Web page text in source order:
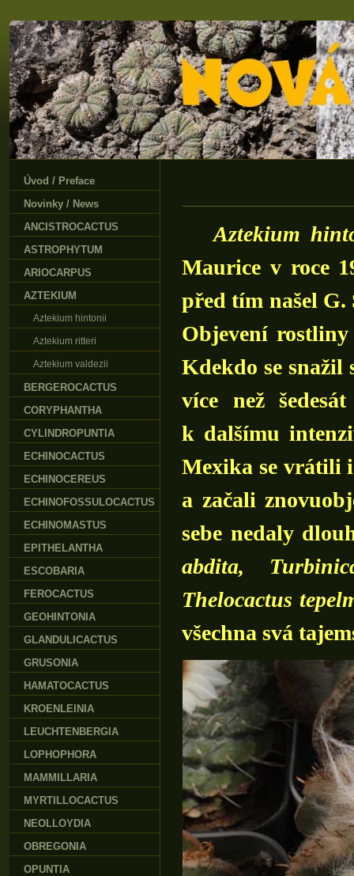
Aztekium
Maurice v roce
před tím našel G.
Objevení rostliny
Kdekdo se snažil
více než
k dalšímu
Mexika se vrátili
a začali
sebe nedaly
abdita,
Thelocactus
všechna svá
Úvod / Preface
Novinky / News
ANCISTROCACTUS
ASTROPHYTUM
ARIOCARPUS
AZTEKIUM
Aztekium hintonii
Aztekium ritteri
Aztekium valdezii
BERGEROCACTUS
CORYPHANTHA
CYLINDROPUNTIA
ECHINOCACTUS
ECHINOCEREUS
ECHINOFOSSULOCACTUS
ECHINOMASTUS
EPITHELANTHA
ESCOBARIA
FEROCACTUS
GEOHINTONIA
GLANDULICACTUS
GRUSONIA
HAMATOCACTUS
KROENLEINIA
LEUCHTENBERGIA
LOPHOPHORA
MAMMILLARIA
MYRTILLOCACTUS
NEOLLOYDIA
OBREGONIA
OPUNTIA